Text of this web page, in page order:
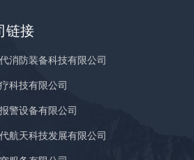
链接
消防装备科技有限公司
科技有限公司
警设备有限公司
航天科技发展有限公司